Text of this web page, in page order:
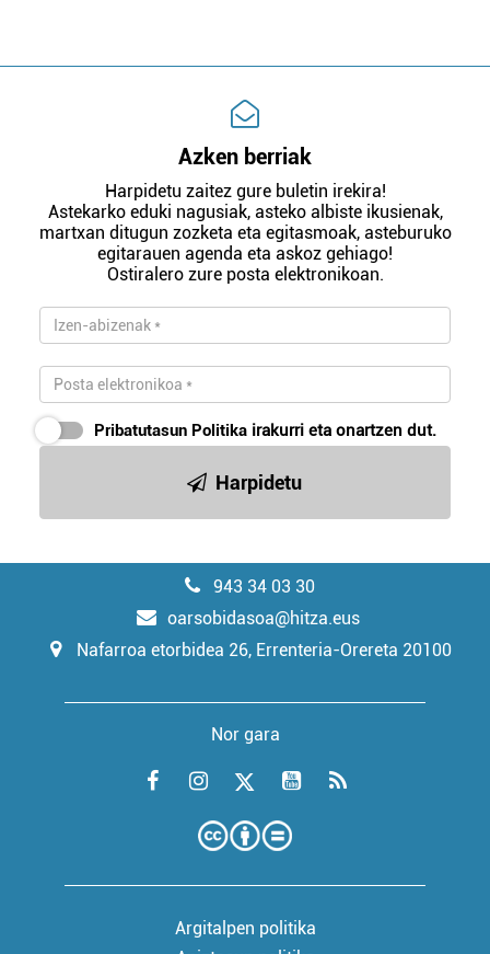
Azken berriak
Harpidetu zaitez gure buletin irekira!
Astekarko eduki nagusiak, asteko albiste ikusienak,
martxan ditugun zozketa eta egitasmoak, asteburuko
egitarauen agenda eta askoz gehiago!
Ostiralero zure posta elektronikoan.
Pribatutasun Politika irakurri eta onartzen dut.
Harpidetu
943 34 03 30
oarsobidasoa@hitza.eus
Nafarroa etorbidea 26, Errenteria-Orereta 20100
Nor gara
Argitalpen politika